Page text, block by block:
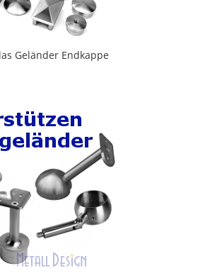
Geländer Endkappe